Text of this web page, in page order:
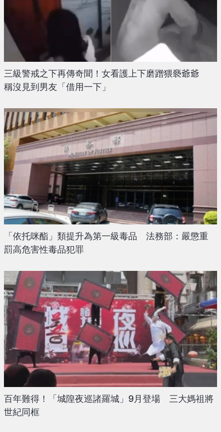
三級警戒之下再傳奇聞！女看護上下磨蹭猥褻爺爺
稱沒見到男友「借用一下」
「依托咪酯」類提升為第一級毒品 法務部：嚴懲重
罰高危害性毒品犯罪
百年難得！「城隍夜巡諸羅城」9月登場 三大媽祖將
世紀同框